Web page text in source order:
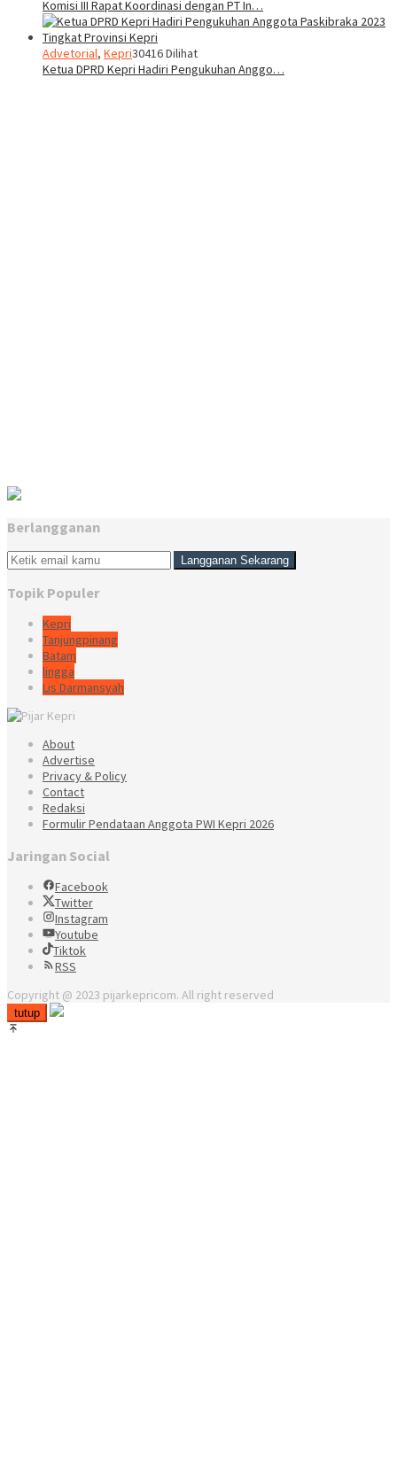
Komisi III Rapat Koordinasi dengan PT In…
Advetorial, Kepri30416 Dilihat
Ketua DPRD Kepri Hadiri Pengukuhan Anggo…
Berlangganan
Topik Populer
Kepri
Tanjungpinang
Batam
lingga
Lis Darmansyah
About
Advertise
Privacy & Policy
Contact
Redaksi
Formulir Pendataan Anggota PWI Kepri 2026
Jaringan Social
Facebook
Twitter
Instagram
Youtube
Tiktok
RSS
Copyright @ 2023 pijarkepricom. All right reserved
tutup